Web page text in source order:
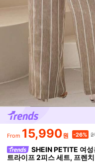
From 15,990원 -26%
SHEIN PETITE 여
트라이프 2피스 세트, 프렌